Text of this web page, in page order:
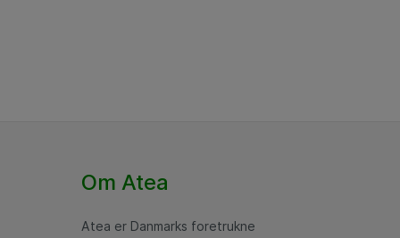
Om Atea
Atea er Danmarks foretrukne